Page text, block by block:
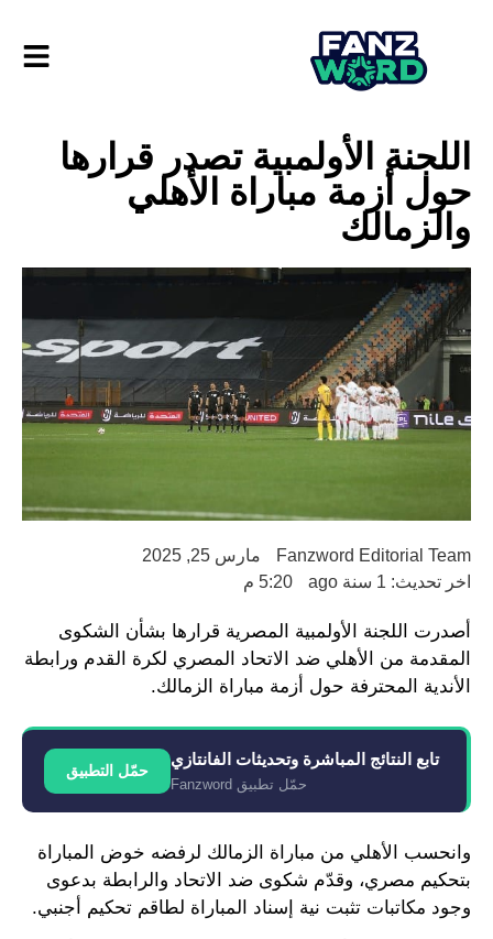
اللجنة الأولمبية تصدر قرارها
حول أزمة مباراة الأهلي
والزمالك
Fanzword Editorial Team
مارس 25, 2025
اخر تحديث: 1 سنة ago
5:20 م
أصدرت اللجنة الأولمبية المصرية قرارها بشأن الشكوى
المقدمة من الأهلي ضد الاتحاد المصري لكرة القدم ورابطة
الأندية المحترفة حول أزمة مباراة الزمالك.
تابع النتائج المباشرة وتحديثات الفانتازي
حمّل تطبيق Fanzword
حمّل التطبيق
وانحسب الأهلي من مباراة الزمالك لرفضه خوض المباراة
بتحكيم مصري، وقدّم شكوى ضد الاتحاد والرابطة بدعوى
وجود مكاتبات تثبت نية إسناد المباراة لطاقم تحكيم أجنبي.